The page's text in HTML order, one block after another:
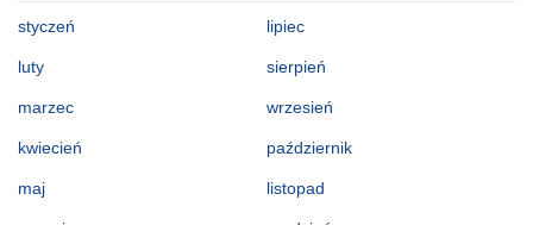
styczeń
luty
marzec
kwiecień
maj
lipiec
sierpień
wrzesień
październik
listopad